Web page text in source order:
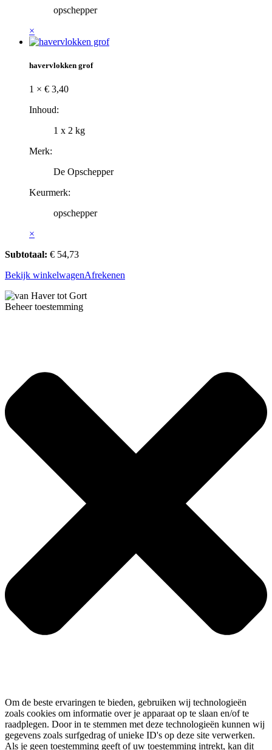
opschepper
×
havervlokken grof
1 × € 3,40
Inhoud:
1 x 2 kg
Merk:
De Opschepper
Keurmerk:
opschepper
×
Subtotaal: € 54,73
Bekijk winkelwagenAfrekenen
Beheer toestemming
Om de beste ervaringen te bieden, gebruiken wij technologieën
zoals cookies om informatie over je apparaat op te slaan en/of te
raadplegen. Door in te stemmen met deze technologieën kunnen wij
gegevens zoals surfgedrag of unieke ID's op deze site verwerken.
Als je geen toestemming geeft of uw toestemming intrekt, kan dit